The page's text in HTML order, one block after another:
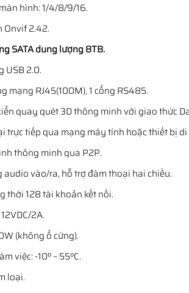
hình: 1/4/8/9/16.
Onvif 2.42.
SATA dung lượng 8TB.
USB 2.0.
mạng RJ45(100M), 1 cổng RS485.
quay quét 3D thông minh với giao thức
trực tiếp qua mạng máy tính hoặc thiết bị
thông minh qua P2P.
audio vào/ra, hỗ trợ đàm thoại hai chiều.
thời 128 tài khoản kết nối.
2A.
(không ổ cứng).
việc: -10º ~ 55ºC.
loại.